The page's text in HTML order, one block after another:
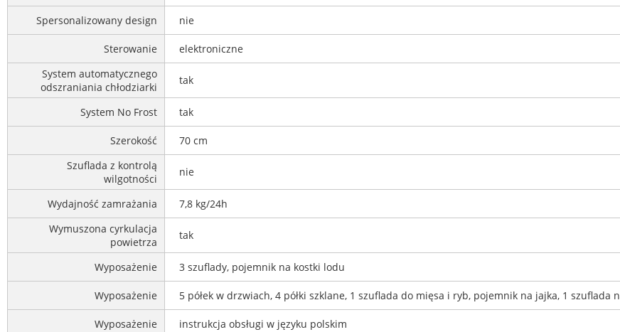
Spersonalizowany design nie
Sterowanie
elektroniczne
System automatycznego
odszraniania chłodziarki
tak
System No Frost tak
Szerokość
70 cm
Szuflada z kontrolą
wilgotności
nie
Wydajność zamrażania
7,8 kg/24h
Wymuszona cyrkulacja
powietrza
tak
Wyposażenie 3 szuflady, pojemnik na kostki lodu
Wyposażenie 5 półek w drzwiach, 4 półki szklane, 1 szuflada do mięsa i ryb, pojemnik na jajka, 1 szuflada
Wyposażenie instrukcja obsługi w języku polskim